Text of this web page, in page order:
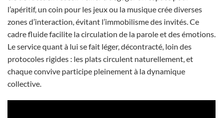
l’apéritif, un coin pour les jeux ou la musique crée diverses
zones d’interaction, évitant l’immobilisme des invités. Ce
cadre fluide facilite la circulation de la parole et des émotions.
Le service quant à lui se fait léger, décontracté, loin des
protocoles rigides : les plats circulent naturellement, et
chaque convive participe pleinement à la dynamique
collective.